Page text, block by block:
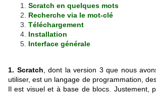
Scratch en quelques mots
Recherche via le mot-clé
Téléchargement
Installation
Interface générale
1. Scratch , dont la version 3 que nous
utiliser, est un langage de programmation,
Il est visuel et à base de blocs. Justement,